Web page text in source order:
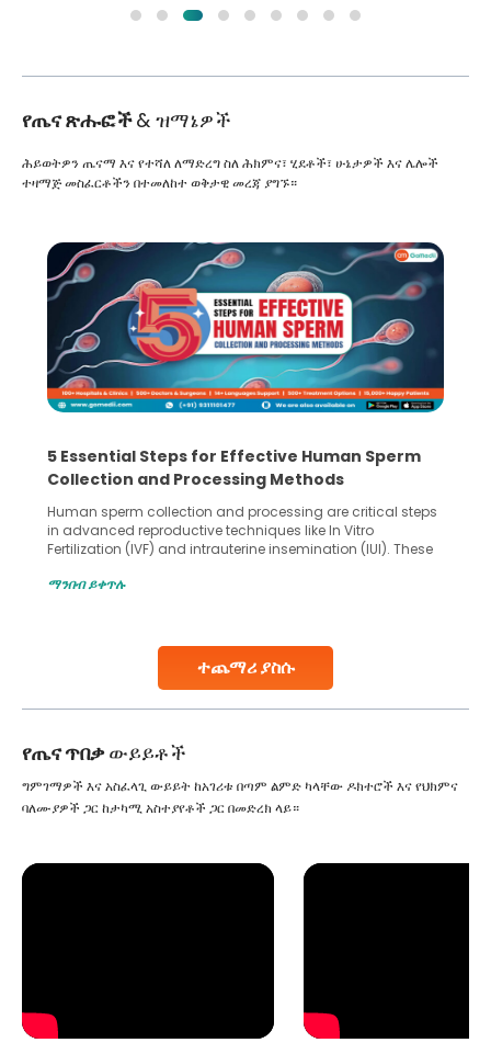
የጤና ጽሑፎች& ዝማኔዎች
ተጨማሪ ያስሱ
ሕይወትዎን ጤናማ እና የተሻለ ለማድረግ ስለ ሕክምና፣ ሂደቶች፣ ሁኔታዎች እና ሌሎች
ተዛማጅ መስፈርቶችን በተመለከተ ወቅታዊ መረጃ ያግኙ።
5 Essential Steps for Effective Human Sperm
Collection and Processing Methods
Human sperm collection and processing are critical steps
in advanced reproductive techniques like In Vitro
Fertilization (IVF) and intrauterine insemination (IUI). These
challenges and help couples achieve their dream of
collected, they process the
ማንበብ ይቀጥሉ
የጤና ጥበቃውይይቶች
ግምገማዎች እና አስፈላጊ ውይይት ከአገሪቱ በጣም ልምድ ካላቸው ዶክተሮች እና የህክምና
ባለሙያዎች ጋር ከታካሚ አስተያየቶች ጋር በመድረክ ላይ።